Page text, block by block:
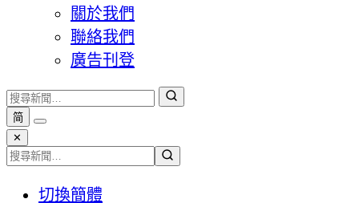
關於我們
聯絡我們
廣告刊登
简
✕
切換簡體